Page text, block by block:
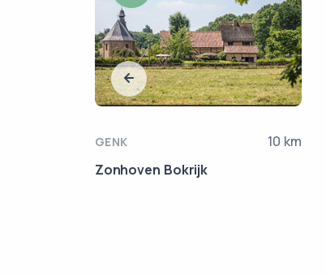
GENK
10 km
Zonhoven Bokrijk